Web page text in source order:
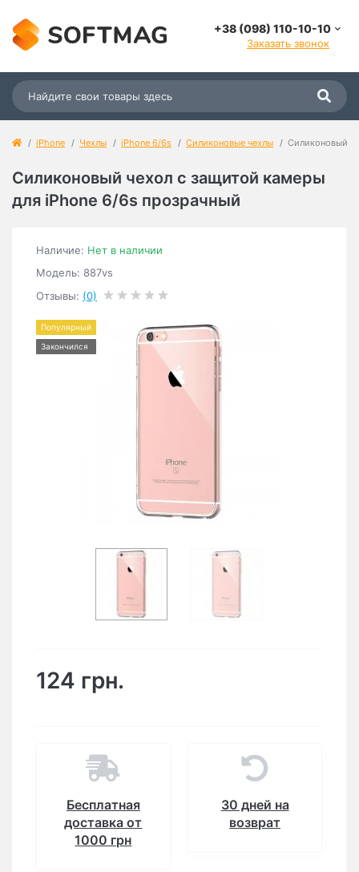
+38 (098) 110-10-10
Заказать звонок
iPhone Чехлы iPhone 6/6s Силиконовые чехлы Силиконовый
Силиконовый чехол с защитой камеры
для iPhone 6/6s прозрачный
Наличие: Нет в наличии
Модель: 887vs
Отзывы: (0)
Популярный
Закончился
124 грн.
Бесплатная
доставка от
1000 грн
30 дней на
возврат